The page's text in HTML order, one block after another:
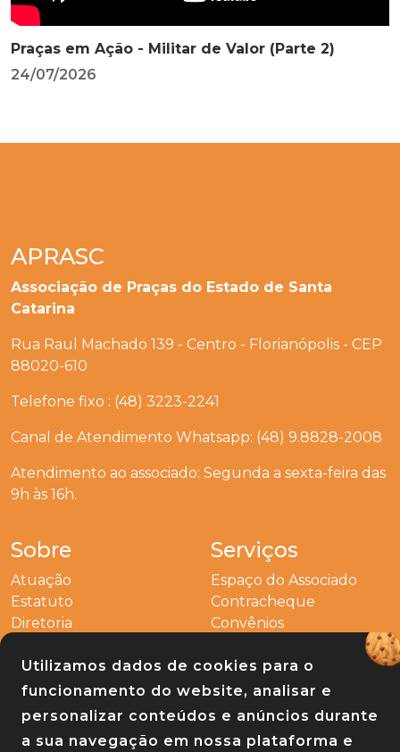
Praças em Ação - Militar de Valor (Parte 2)
24/07/2026
Utilizamos dados de cookies para o
funcionamento do website, analisar e
personalizar conteúdos e anúncios durante
a sua navegação em nossa plataforma e
APRASC
Associação de Praças do Estado de Santa
Catarina
Rua Raul Machado 139 - Centro - Florianópolis - CEP
88020-610
Telefone fixo : (48) 3223-2241
Canal de Atendimento Whatsapp: (48) 9.8828-2008
Atendimento ao associado: Segunda a sexta-feira das
9h às 16h.
Sobre
Atuação
Estatuto
Diretoria
Serviços
Espaço do Associado
Contracheque
Convênios
Outros
Entre em contato
Links